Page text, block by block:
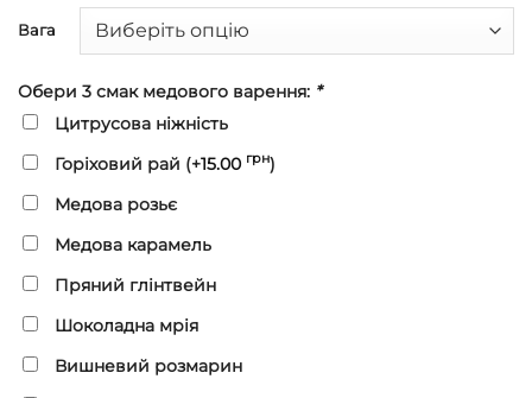
Вага
Обери 3 смак медового варення: *
Цитрусова ніжність
Горіховий рай (+15.00 грн)
Медова розьє
Медова карамель
Пряний глінтвейн
Шоколадна мрія
Вишневий розмарин